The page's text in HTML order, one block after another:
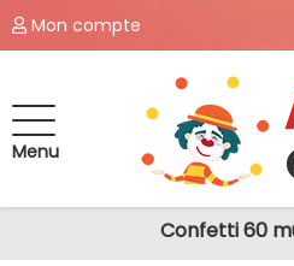
Mon compte
Menu
Confetti 60